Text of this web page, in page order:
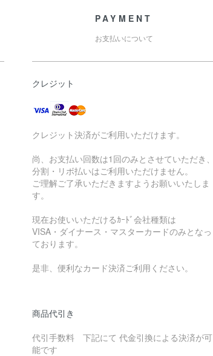
PAYMENT
お支払いについて
クレジット
クレジット決済がご利用いただけます。
尚、お支払い回数は1回のみとさせていただき、
分割・リボ払いはご利用いただけません。
ご理解ご了承いただきますようお願いいたしま
す。
現在お使いいただけるｶｰﾄﾞ会社種類は
VISA・ダイナース・マスターカードのみとなっ
ております。
是非、便利なカード決済ご利用ください。
商品代引き
代引手数料 下記にて 代金引換による決済が可
能です